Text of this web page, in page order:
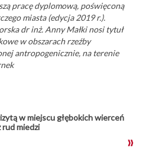
pracę dyplomową, poświęconą
miasta (edycja 2019 r.).
dr inż. Anny Małki nosi tytuł
w obszarach rzeźby
antropogenicznie, na terenie
w miejscu głębokich wierceń
rud miedzi